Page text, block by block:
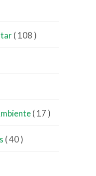
( 108 )
( 17 )
( 40 )